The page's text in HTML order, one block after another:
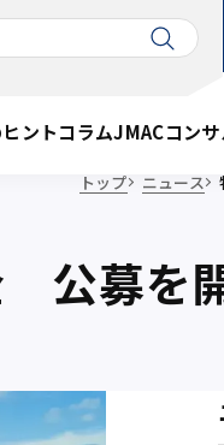
ントコラムJMACコン
トップ ニュース
公募を